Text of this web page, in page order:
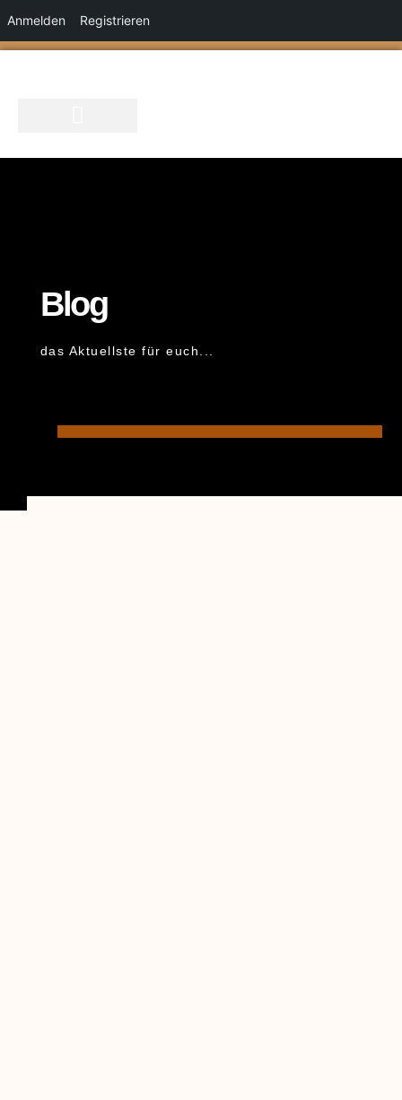
Anmelden Registrieren
Zum
Blog
das Aktuellste für euch...